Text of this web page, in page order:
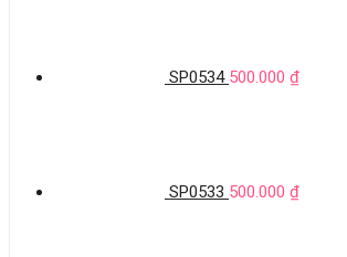
SP0534 500.000 ₫
SP0533 500.000 ₫